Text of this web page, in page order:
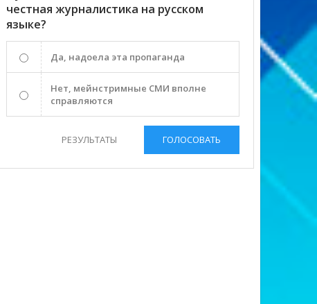
честная журналистика на русском
языке?
Да, надоела эта пропаганда
Нет, мейнстримные СМИ вполне
справляются
РЕЗУЛЬТАТЫ ГОЛОСОВАТЬ